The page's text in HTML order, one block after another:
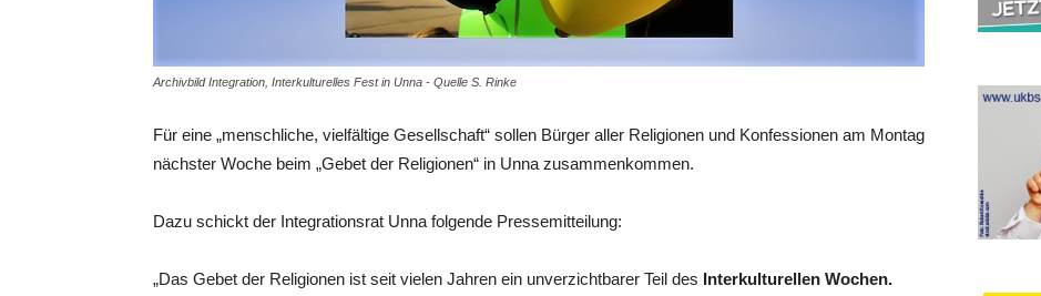
Archivbild Integration, Interkulturelles Fest in Unna - Quelle S. Rinke
Für eine „menschliche, vielfältige Gesellschaft“ sollen Bürger aller Religionen und Konfessionen am Montag
nächster Woche beim „Gebet der Religionen“ in Unna zusammenkommen.
Dazu schickt der Integrationsrat Unna folgende Pressemitteilung:
„Das Gebet der Religionen ist seit vielen Jahren ein unverzichtbarer Teil des Interkulturellen Wochen.